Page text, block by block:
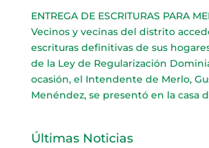
ENTREGA DE ESCRITURAS PARA
Vecinos y vecinas del distrito
escrituras definitivas de sus
de la Ley de Regularización
ocasión, el Intendente de Merlo,
Menéndez, se presentó en la casa
Últimas Noticias